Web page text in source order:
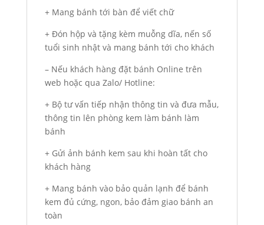
+ Mang bánh tới bàn để viết chữ
+ Đón hộp và tặng kèm muỗng dĩa, nến số
tuổi sinh nhật và mang bánh tới cho khách
– Nếu khách hàng đặt bánh Online trên
web hoặc qua Zalo/ Hotline:
+ Bộ tư vấn tiếp nhận thông tin và đưa mẫu,
thông tin lên phòng kem làm bánh làm
bánh
+ Gửi ảnh bánh kem sau khi hoàn tất cho
khách hàng
+ Mang bánh vào bảo quản lạnh để bánh
kem đủ cứng, ngon, bảo đảm giao bánh an
toàn